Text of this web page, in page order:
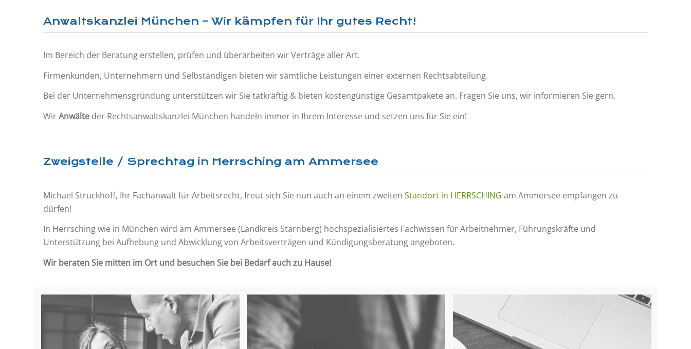
Anwaltskanzlei München – Wir kämpfen für Ihr gutes Recht!
Im Bereich der Beratung erstellen, prüfen und überarbeiten wir Verträge aller Art.
Firmenkunden, Unternehmern und Selbständigen bieten wir sämtliche Leistungen einer externen Rechtsabteilung.
Bei der Unternehmensgründung unterstützen wir Sie tatkräftig & bieten kostengünstige Gesamtpakete an. Fragen Sie uns, wir informieren Sie gern.
WirAnwälteder Rechtsanwaltskanzlei München handeln immer in Ihrem Interesse und setzen uns für Sie ein!
Zweigstelle / Sprechtag in Herrsching am Ammersee
Michael Struckhoff, Ihr Fachanwalt für Arbeitsrecht, freut sich Sie nun auch an einem zweiten Standort in HERRSCHING am Ammersee empfangen zu
dürfen!
In Herrsching wie in München wird am Ammersee (Landkreis Starnberg) hochspezialisiertes Fachwissen für Arbeitnehmer, Führungskräfte und
Unterstützung bei Aufhebung und Abwicklung von Arbeitsverträgen und Kündigungsberatung angeboten.
Wir beraten Sie mitten im Ort und besuchen Sie bei Bedarf auch zu Hause!